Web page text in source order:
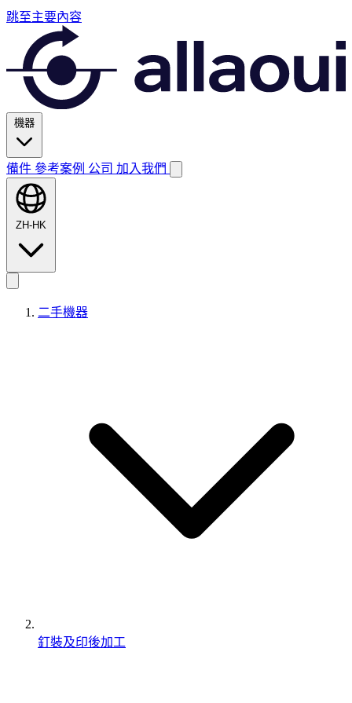
跳至主要內容
機器
備件 參考案例 公司 加入我們
ZH-HK
二手機器
釘裝及印後加工